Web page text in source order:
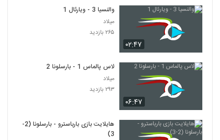
۰۲:۴۷
والنسیا 3 - ویارئال 1
میلاد
۲۶۵ بازدید
۰۶:۴۷
لاس پالماس 1 - بارسلونا 2
میلاد
۲۹۳ بازدید
هایلایت بازی بارباسترو - بارسلونا (2-
3)